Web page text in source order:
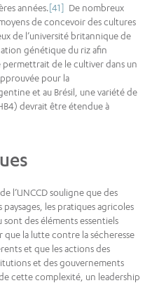
années.[41] De nombreux
de concevoir des cultures
de l’université britannique de
génétique du riz afin
permettrait de le cultiver dans un
pour la
et au Brésil, une variété de
devrait être étendue à
l’UNCCD souligne que des
les pratiques agricoles
sont des éléments essentiels
que la lutte contre la sécheresse
et que les actions des
et des gouvernements
cette complexité, un leadership